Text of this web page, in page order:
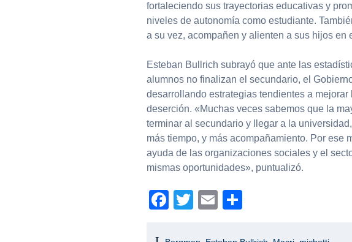
fortaleciendo sus trayectorias educativas y
niveles de autonomía como estudiante.
a su vez, acompañen y alienten a sus hijos en
Esteban Bullrich subrayó que ante las
alumnos no finalizan el secundario, el
desarrollando estrategias tendientes a
deserción. «Muchas veces sabemos que la
terminar al secundario y llegar a la
más tiempo, y más acompañamiento. Por ese
ayuda de las organizaciones sociales y el
mismas oportunidades», puntualizó.
Facebook
TwitterEmail